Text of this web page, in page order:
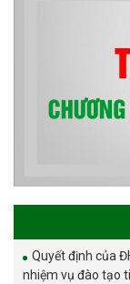
Quyết định của
nhiệm vụ đào tạo